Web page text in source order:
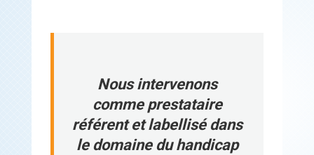
Nous intervenons
comme prestataire
référent et labellisé dans
le domaine du handicap